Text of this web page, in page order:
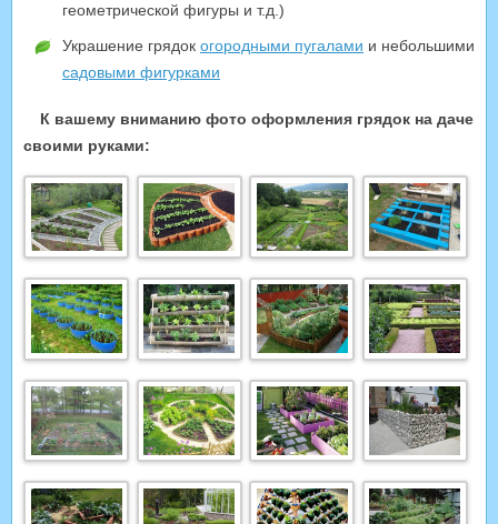
геометрической фигуры и т.д.)
Украшение грядок огородными пугалами и небольшими
садовыми фигурками
К вашему вниманию фото оформления грядок на даче
своими руками: